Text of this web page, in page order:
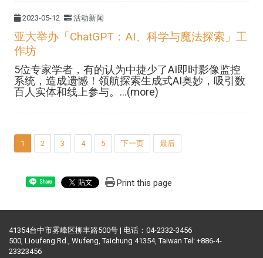
2023-05-12 活动新闻
亚大举办「ChatGPT：AI、科学与魔法探索」工
作坊
5位专家学者，有的认为中捷少了AI即时影像监控
系统，造成遗憾！领航探索生成式AI奥妙，吸引数
百人实体和线上参与。...(more)
1 2 3 4 5 下一页 最后
Share Print this page
41354台中市雾峰区柳丰路500号 | 电话：04-2332-3456
500, Lioufeng Rd., Wufeng, Taichung 41354, Taiwan Tel: +886-4-
23323456